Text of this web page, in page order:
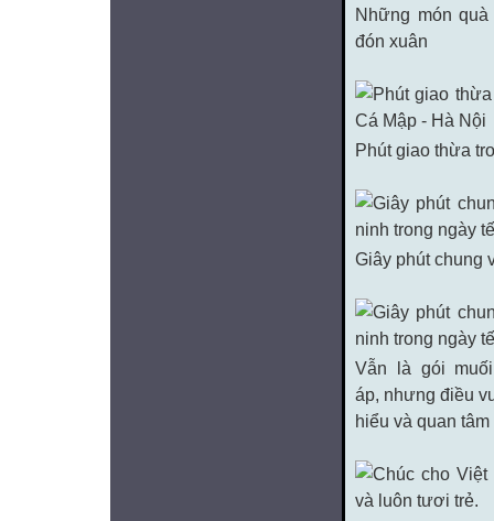
Những món
đón xuân
Phút giao thừa
Giây phút chung
Vẫn là gói
áp, nhưng điều
hiểu và quan